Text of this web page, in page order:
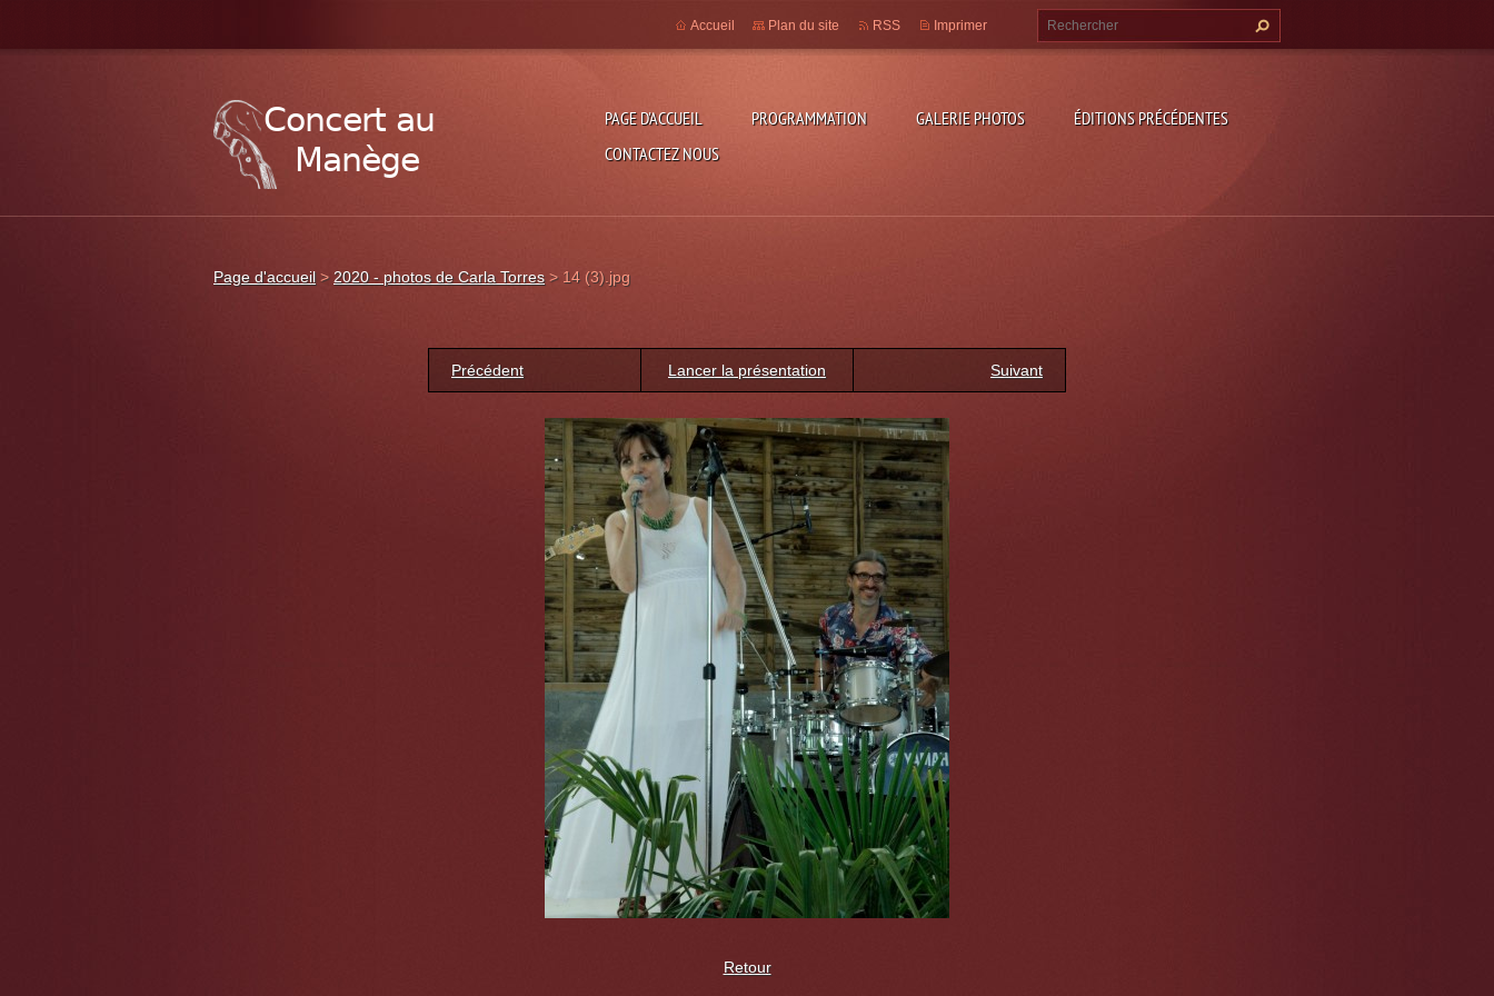
PAGE D'ACCUEIL PROGRAMMATION GALERIE PHOTOS
ÉDITIONS PRÉCÉDENTES
CONTACTEZ NOUS
Accueil Plan du site RSS Imprimer
Page d'accueil > 2020 - photos de Carla Torres > 14 (3).jpg
Précédent Lancer la présentation Suivant
Retour